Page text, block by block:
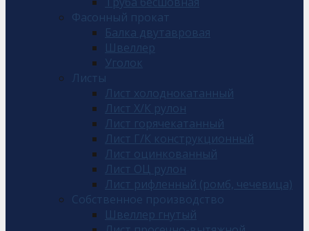
Фасонный прокат
Балка двутавровая
Швеллер
Уголок
Листы
Лист холоднокатанный
Лист Х/К рулон
Лист горячекатанный
Лист Г/К конструкционный
Лист оцинкованный
Лист ОЦ рулон
Лист рифленный (ромб, чечевица)
Собственное производство
Швеллер гнутый